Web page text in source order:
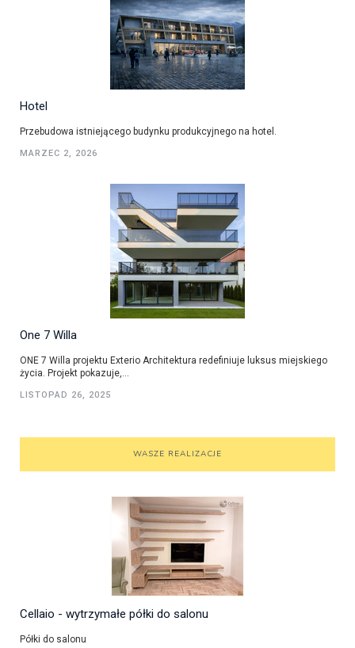
Hotel
Przebudowa istniejącego budynku produkcyjnego na hotel.
MARZEC 2, 2026
One 7 Willa
ONE 7 Willa projektu Exterio Architektura redefiniuje luksus miejskiego
życia. Projekt pokazuje,...
LISTOPAD 26, 2025
WASZE REALIZACJE
Cellaio - wytrzymałe półki do salonu
Półki do salonu